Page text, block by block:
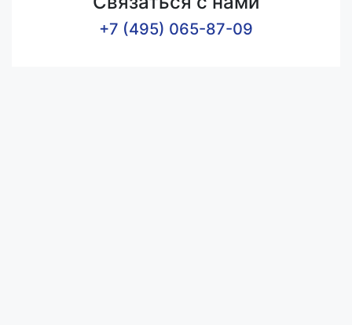
+7 (495) 065-87-09